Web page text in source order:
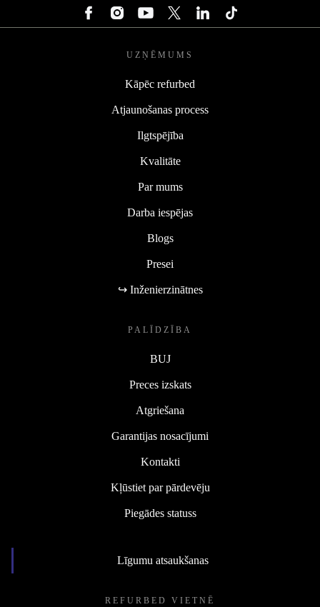
UZŅĒMUMS
Kāpēc refurbed
Atjaunošanas process
Ilgtspējība
Kvalitāte
Par mums
Darba iespējas
Blogs
Presei
↪ Inženierzinātnes
PALĪDZĪBA
BUJ
Preces izskats
Atgriešana
Garantijas nosacījumi
Kontakti
Kļūstiet par pārdevēju
Piegādes statuss
Līgumu atsaukšanas
REFURBED VIETNĒ